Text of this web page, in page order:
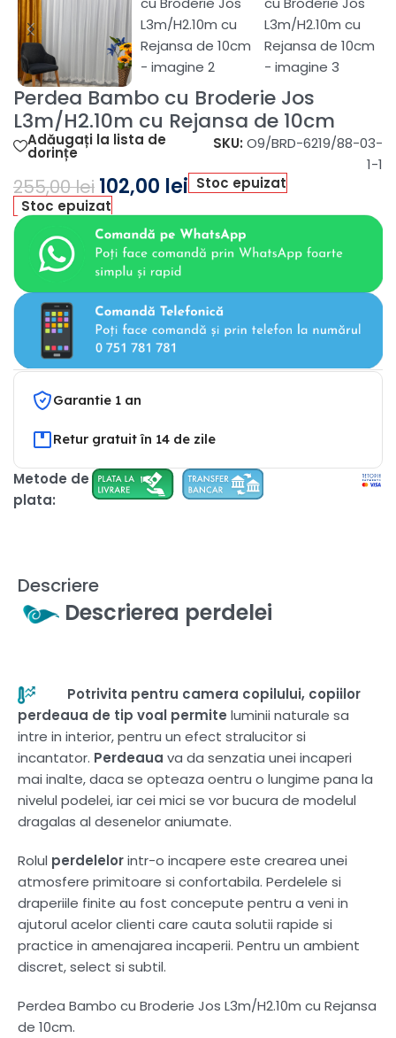
Perdea Bambo cu Broderie Jos
L3m/H2.10m cu Rejansa de 10cm
Adăugați la lista de
dorințe
SKU: O9/BRD-6219/88-03-
1-1
255,00lei 102,00 lei Stoc epuizat
Stoc epuizat
Garantie 1 an
Retur gratuit în 14 de zile
Metode de
plata:
Descriere
Descrierea perdelei
Potrivita pentru camera copilului, copiilor
perdeaua de tip voal permite luminii naturale sa
intre in interior, pentru un efect stralucitor si
incantator. Perdeaua va da senzatia unei incaperi
mai inalte, daca se opteaza oentru o lungime pana la
nivelul podelei, iar cei mici se vor bucura de modelul
dragalas al desenelor aniumate.
Rolul perdelelorintr-o incapere este crearea unei
atmosfere primitoare si confortabila. Perdelele si
draperiile finite au fost concepute pentru a veni in
ajutorul acelor clienti care cauta solutii rapide si
practice in amenajarea incaperii. Pentru un ambient
discret, select si subtil.
Perdea Bambo cu Broderie Jos L3m/H2.10m cu Rejansa
de 10cm.